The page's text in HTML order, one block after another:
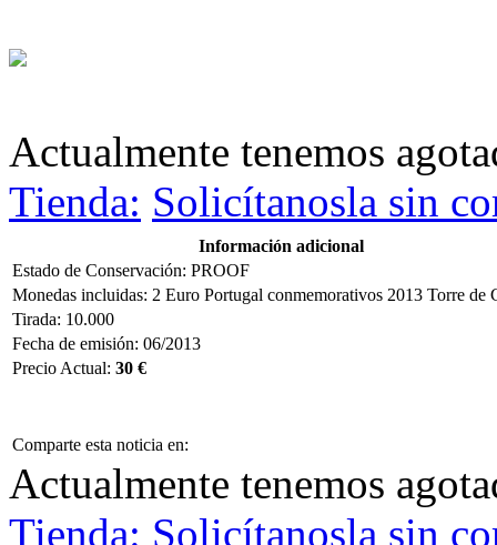
Actualmente tenemos
Tienda: Solicítanosla sin
Información adicional
Estado de Conservación: PROOF
Monedas incluidas: 2 Euro Portugal conmemorativos 2013 Torre de
Tirada: 10.000
Fecha de emisión: 06/2013
Precio Actual: 30 €
Comparte esta noticia en:
Actualmente tenemos
Tienda: Solicítanosla sin